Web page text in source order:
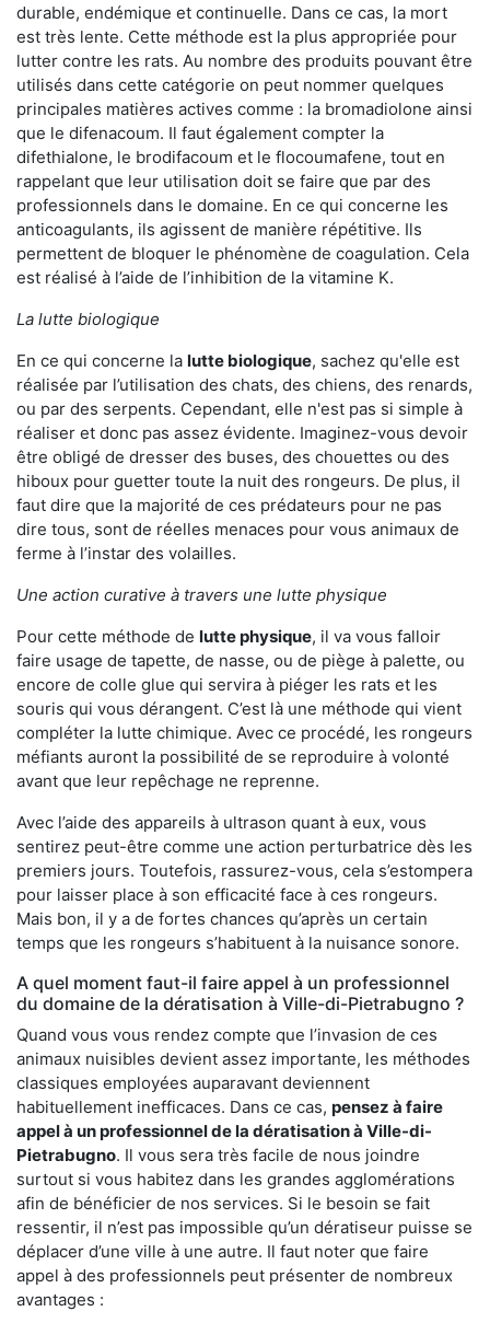
durable, endémique et continuelle. Dans ce cas, la mort
est très lente. Cette méthode est la plus appropriée pour
lutter contre les rats. Au nombre des produits pouvant être
utilisés dans cette catégorie on peut nommer quelques
principales matières actives comme : la bromadiolone ainsi
que le difenacoum. Il faut également compter la
difethialone, le brodifacoum et le flocoumafene, tout en
rappelant que leur utilisation doit se faire que par des
professionnels dans le domaine. En ce qui concerne les
anticoagulants, ils agissent de manière répétitive. Ils
permettent de bloquer le phénomène de coagulation. Cela
est réalisé à l’aide de l’inhibition de la vitamine K.
La lutte biologique
En ce qui concerne la lutte biologique, sachez qu'elle est
réalisée par l’utilisation des chats, des chiens, des renards,
ou par des serpents. Cependant, elle n'est pas si simple à
réaliser et donc pas assez évidente. Imaginez-vous devoir
être obligé de dresser des buses, des chouettes ou des
hiboux pour guetter toute la nuit des rongeurs. De plus, il
faut dire que la majorité de ces prédateurs pour ne pas
dire tous, sont de réelles menaces pour vous animaux de
ferme à l’instar des volailles.
Une action curative à travers une lutte physique
Pour cette méthode de lutte physique, il va vous falloir
faire usage de tapette, de nasse, ou de piège à palette, ou
encore de colle glue qui servira à piéger les rats et les
souris qui vous dérangent. C’est là une méthode qui vient
compléter la lutte chimique. Avec ce procédé, les rongeurs
méfiants auront la possibilité de se reproduire à volonté
avant que leur repêchage ne reprenne.
Avec l’aide des appareils à ultrason quant à eux, vous
sentirez peut-être comme une action perturbatrice dès les
premiers jours. Toutefois, rassurez-vous, cela s’estompera
pour laisser place à son efficacité face à ces rongeurs.
Mais bon, il y a de fortes chances qu’après un certain
temps que les rongeurs s’habituent à la nuisance sonore.
A quel moment faut-il faire appel à un professionnel
du domaine de la dératisation à Ville-di-Pietrabugno ?
Quand vous vous rendez compte que l’invasion de ces
animaux nuisibles devient assez importante, les méthodes
classiques employées auparavant deviennent
habituellement inefficaces. Dans ce cas, pensez à faire
appel à un professionnel de la dératisation à Ville-di-
Pietrabugno. Il vous sera très facile de nous joindre
surtout si vous habitez dans les grandes agglomérations
afin de bénéficier de nos services. Si le besoin se fait
ressentir, il n’est pas impossible qu’un dératiseur puisse se
déplacer d’une ville à une autre. Il faut noter que faire
appel à des professionnels peut présenter de nombreux
avantages :